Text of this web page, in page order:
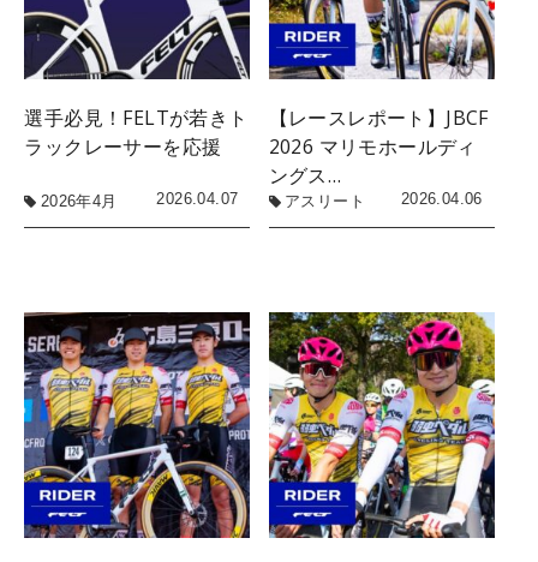
選手必見！FELTが若きト
ラックレーサーを応援
2026年4月 2026.04.07
【レースレポート】JBCF
2026 マリモホールディ
ングス…
アスリート 2026.04.06